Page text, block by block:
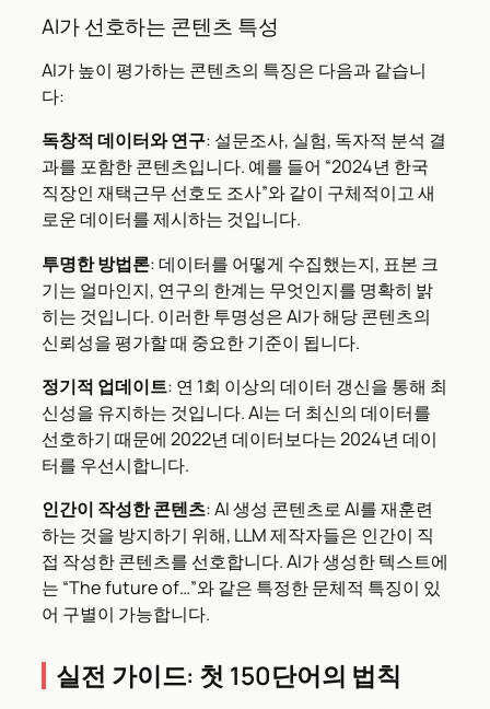
AI가 선호하는 콘텐츠 특성
AI가 높이 평가하는 콘텐츠의 특징은 다음과 같습니
다:
독창적 데이터와 연구: 설문조사, 실험, 독자적 분석 결
과를 포함한 콘텐츠입니다. 예를 들어 “2024년 한국
직장인 재택근무 선호도 조사”와 같이 구체적이고 새
로운 데이터를 제시하는 것입니다.
투명한 방법론: 데이터를 어떻게 수집했는지, 표본 크
기는 얼마인지, 연구의 한계는 무엇인지를 명확히 밝
히는 것입니다. 이러한 투명성은 AI가 해당 콘텐츠의
신뢰성을 평가할 때 중요한 기준이 됩니다.
정기적 업데이트: 연 1회 이상의 데이터 갱신을 통해 최
신성을 유지하는 것입니다. AI는 더 최신의 데이터를
선호하기 때문에 2022년 데이터보다는 2024년 데이
터를 우선시합니다.
인간이 작성한 콘텐츠: AI 생성 콘텐츠로 AI를 재훈련
하는 것을 방지하기 위해, LLM 제작자들은 인간이 직
접 작성한 콘텐츠를 선호합니다. AI가 생성한 텍스트에
는 “The future of…”와 같은 특정한 문체적 특징이 있
어 구별이 가능합니다.
실전 가이드: 첫 150단어의 법칙